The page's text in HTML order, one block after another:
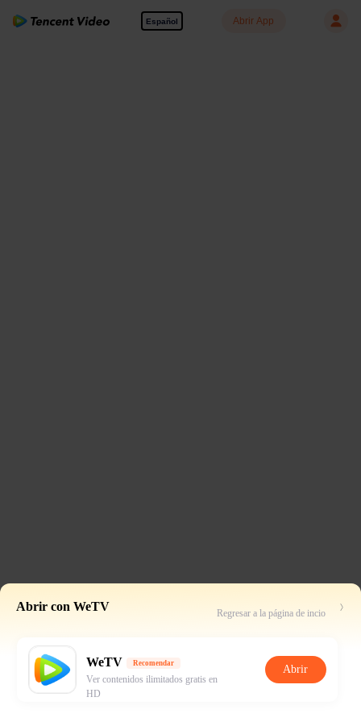
Español Abrir App
Abrir con WeTV Regresar a la página de incio
WeTV Recomendar
Ver contenidos ilimitados gratis en
HD
Abrir